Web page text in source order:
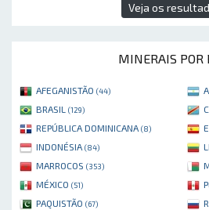
Veja os
MINERAIS POR
AFEGANISTÃO (44)
BRASIL (129)
REPÚBLICA DOMINICANA (8)
INDONÉSIA (84)
MARROCOS (353)
MÉXICO (51)
PAQUISTÃO (67)